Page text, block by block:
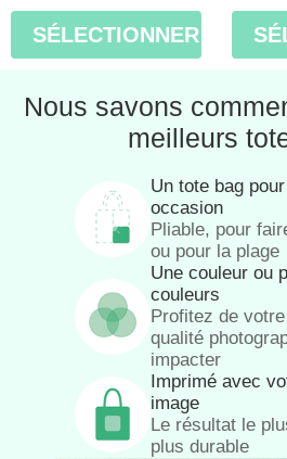
SÉLECTIONNER
Nous savons
meilleurs
Un tote bag
occasion
Pliable, pour
ou pour la plage
Une couleur ou
couleurs
Profitez de
qualité
impacter
Imprimé avec
image
Le résultat le
plus durable